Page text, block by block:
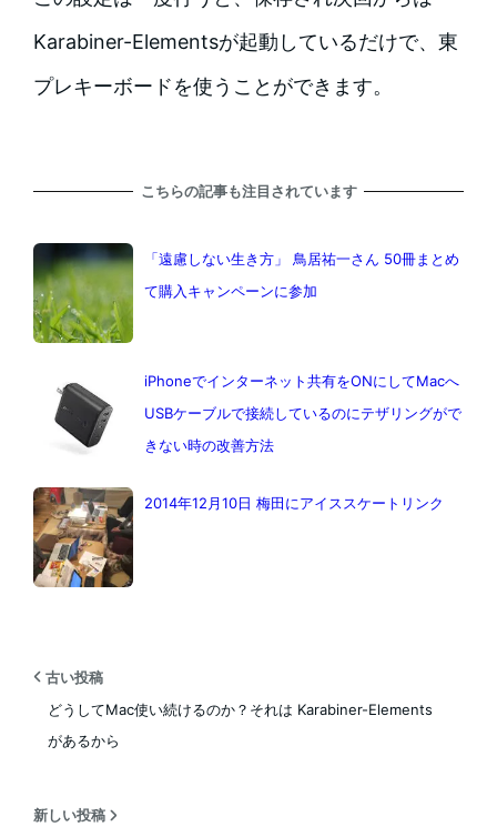
Karabiner-Elementsが起動しているだけで、東
プレキーボードを使うことができます。
こちらの記事も注目されています
「遠慮しない生き方」 鳥居祐一さん 50冊まとめ
て購入キャンペーンに参加
iPhoneでインターネット共有をONにしてMacへ
USBケーブルで接続しているのにテザリングがで
きない時の改善方法
2014年12月10日 梅田にアイススケートリンク
古い投稿
どうしてMac使い続けるのか？それは Karabiner-Elements
があるから
新しい投稿